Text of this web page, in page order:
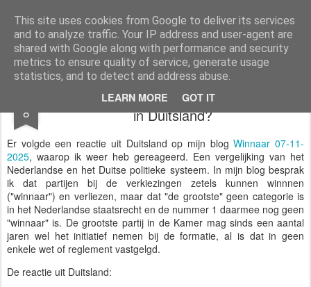
This site uses cookies from Google to deliver its services
and to analyze traffic. Your IP address and user-agent are
shared with Google along with performance and security
metrics to ensure quality of service, generate usage
statistics, and to detect and address abuse.
LEARN MORE GOT IT
Styloblog Stylo is secretariaat en tekstredactie Ytzen Lont
Pages
8
Hoe vorm je een regering in Nederland en
in Duitsland?
Er volgde een reactie uit Duitsland op mijn blogWinnaar 07-11-
2025, waarop ik weer heb gereageerd. Een vergelijking van het
Nederlandse en het Duitse politieke systeem. In mijn blog besprak
ik dat partijen bij de verkiezingen zetels kunnen winnnen
("winnaar") en verliezen, maar dat "de grootste" geen categorie is
in het Nederlandse staatsrecht en de nummer 1 daarmee nog geen
"winnaar" is. De grootste partij in de Kamer mag sinds een aantal
jaren wel het initiatief nemen bij de formatie, al is dat in geen
enkele wet of reglement vastgelgd.
De reactie uit Duitsland: